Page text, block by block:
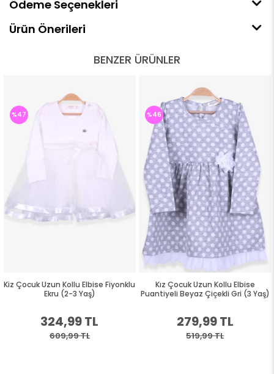
Ödeme Seçenekleri
Ürün Önerileri
BENZER ÜRÜNLER
Kiz Çocuk Uzun Kollu Elbise Fiyonklu
Ekru (2-3 Yaş)
324,99 TL
609,99 TL
%47
Kız Çocuk Uzun Kollu Elbise
Puantiyeli Beyaz Çiçekli Gri (3 Yaş)
279,99 TL
519,99 TL
%46